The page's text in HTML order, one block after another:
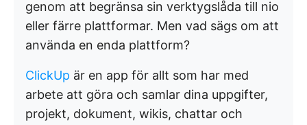
genom att begränsa sin verktygslåda till nio
eller färre plattformar. Men vad sägs om att
använda en enda plattform?
ClickUp är en app för allt som har med
arbete att göra och samlar dina uppgifter,
projekt, dokument, wikis, chattar och